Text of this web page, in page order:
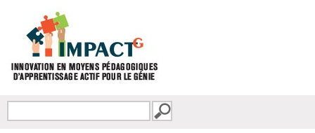
FORMULAIRE DE